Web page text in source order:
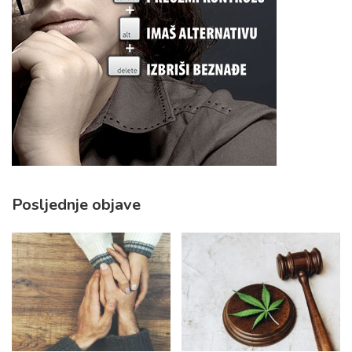
Posljednje objave